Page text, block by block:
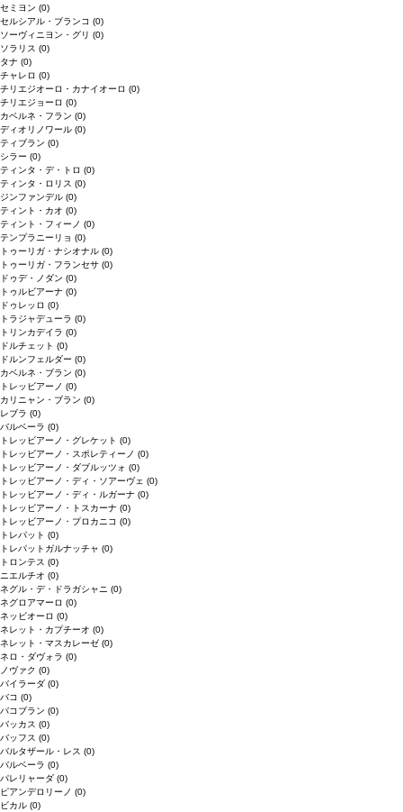
セミヨン (0)
セルシアル・ブランコ (0)
ソーヴィニヨン・グリ (0)
ソラリス (0)
タナ (0)
チャレロ (0)
チリエジオーロ・カナイオーロ (0)
チリエジョーロ (0)
カベルネ・フラン (0)
ディオリノワール (0)
ティブラン (0)
シラー (0)
ティンタ・デ・トロ (0)
ティンタ・ロリス (0)
ジンファンデル (0)
ティント・カオ (0)
ティント・フィーノ (0)
テンプラニーリョ (0)
トゥーリガ・ナシオナル (0)
トゥーリガ・フランセサ (0)
ドゥデ・ノダン (0)
トゥルビアーナ (0)
ドゥレッロ (0)
トラジャデューラ (0)
トリンカデイラ (0)
ドルチェット (0)
ドルンフェルダー (0)
カベルネ・ブラン (0)
トレッビアーノ (0)
カリニャン・ブラン (0)
レブラ (0)
バルベーラ (0)
トレッビアーノ・グレケット (0)
トレッビアーノ・スポレティーノ (0)
トレッビアーノ・ダブルッツォ (0)
トレッビアーノ・ディ・ソアーヴェ (0)
トレッビアーノ・ディ・ルガーナ (0)
トレッビアーノ・トスカーナ (0)
トレッビアーノ・プロカニコ (0)
トレパット (0)
トレパットガルナッチャ (0)
トロンテス (0)
ニエルチオ (0)
ネグル・デ・ドラガシャニ (0)
ネグロアマーロ (0)
ネッビオーロ (0)
ネレット・カプチーオ (0)
ネレット・マスカレーゼ (0)
ネロ・ダヴォラ (0)
ノヴァク (0)
バイラーダ (0)
バコ (0)
バコブラン (0)
バッカス (0)
バッフス (0)
バルタザール・レス (0)
バルベーラ (0)
パレリャーダ (0)
ピアンデロリーノ (0)
ビカル (0)